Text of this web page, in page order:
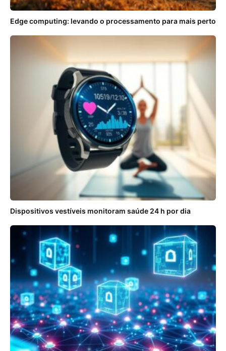
Edge computing: levando o processamento para mais perto
Dispositivos vestíveis monitoram saúde 24 h por dia